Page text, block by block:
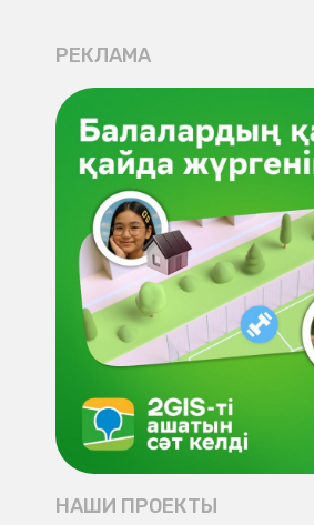
РЕКЛАМА
НАШИ ПРОЕКТЫ